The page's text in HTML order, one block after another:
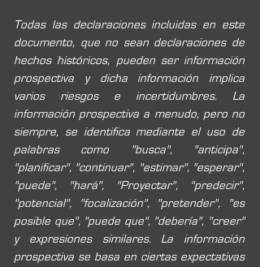
Todas las declaraciones incluidas en este
documento, que no sean declaraciones de
hechos históricos, pueden ser información
prospectiva y dicha información implica
varios riesgos e incertidumbres. La
información prospectiva a menudo, pero no
siempre, se identifica mediante el uso de
palabras como "busca", "anticipa",
"planificar", "continuar", "estimar", "esperar",
"puede", "hará", "Proyectar", "predecir",
"potencial", "focalización", "pretender", "es
posible que", "puede que", "debería", "creer"
y expresiones similares. La información
prospectiva se basa en ciertas expectativas